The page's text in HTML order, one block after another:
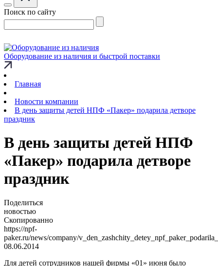
Поиск по сайту
Оборудование из наличия и быстрой поставки
Главная
Новости компании
В день защиты детей НПФ «Пакер» подарила детворе
праздник
В день защиты детей НПФ
«Пакер» подарила детворе
праздник
Поделиться
новостью
Скопированно
https://npf-
paker.ru/news/company/
08.06.2014
Для детей сотрудников нашей фирмы «01» июня было